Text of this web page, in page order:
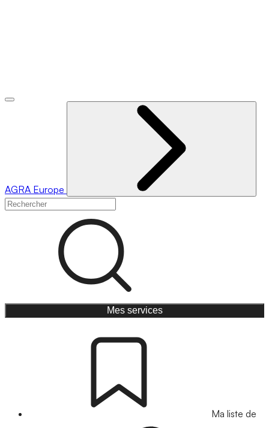
AGRA Europe
Mes services
Ma liste de